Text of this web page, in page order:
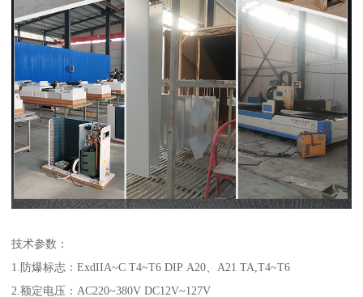
技术参数：
1.防爆标志：ExdIIA~C T4~T6 DIP A20、A21 TA,T4~T6
2.额定电压：AC220~380V DC12V~127V